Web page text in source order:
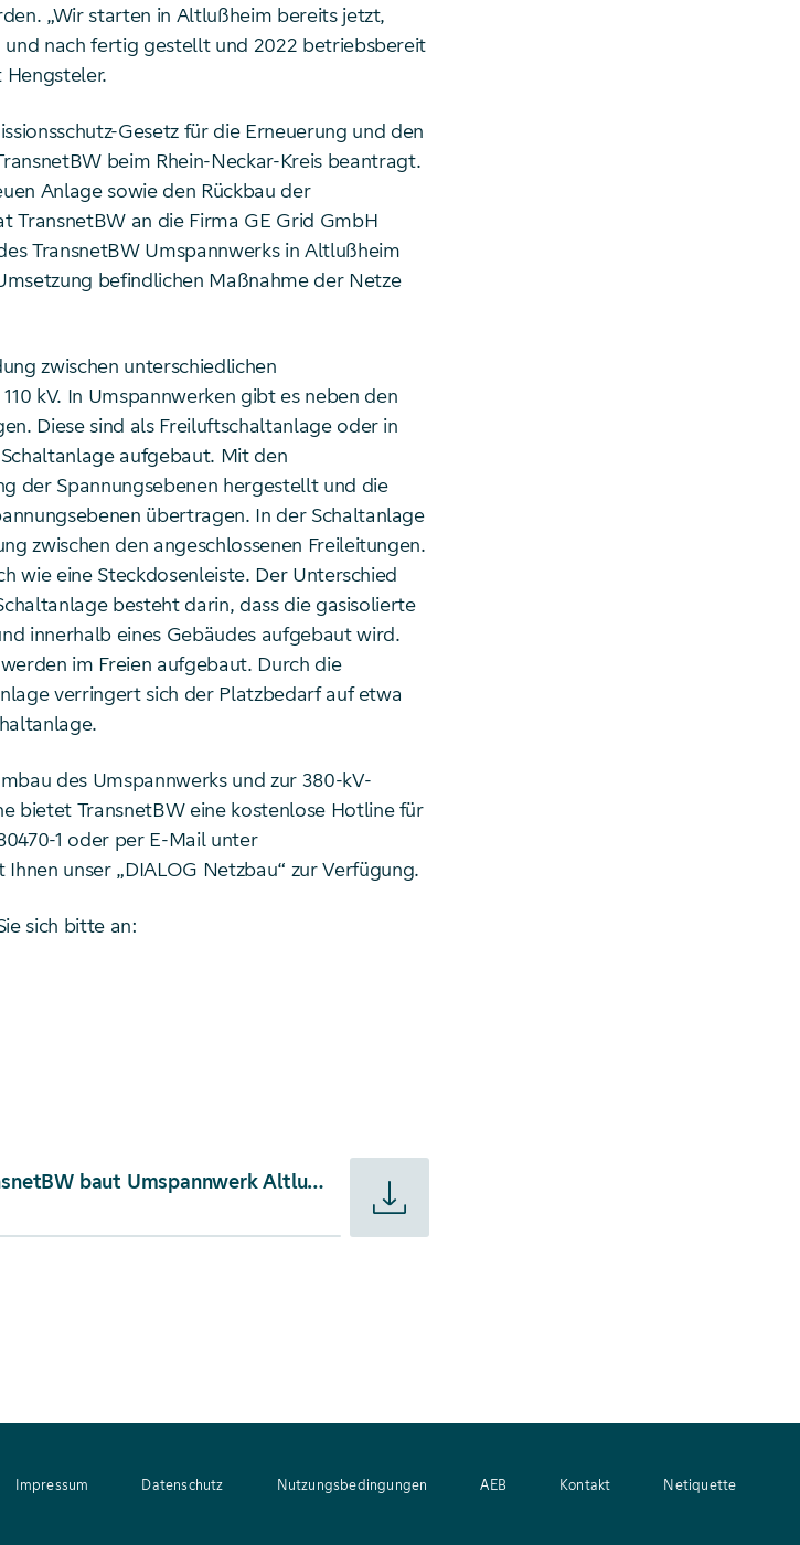
„Wir starten in Altlußheim bereits jetzt,
nach fertig gestellt und 2022 betriebsbereit
Hengsteler.
Gesetz für die Erneuerung und den
beim Rhein-Neckar-Kreis beantragt.
Anlage sowie den Rückbau der
TransnetBW an die Firma GE Grid GmbH
TransnetBW Umspannwerks in Altlußheim
befindlichen Maßnahme der Netze
zwischen unterschiedlichen
kV. In Umspannwerken gibt es neben den
Diese sind als Freiluftschaltanlage oder in
aufgebaut. Mit den
der Spannungsebenen hergestellt und die
übertragen. In der Schaltanlage
zwischen den angeschlossenen Freileitungen.
wie eine Steckdosenleiste. Der Unterschied
besteht darin, dass die gasisolierte
innerhalb eines Gebäudes aufgebaut wird.
im Freien aufgebaut. Durch die
verringert sich der Platzbedarf auf etwa
des Umspannwerks und zur 380-kV-
bietet TransnetBW eine kostenlose Hotline für
1 oder per E-Mail unter
unser „DIALOG Netzbau“ zur Verfügung.
sich bitte an:
- TransnetBW baut Umspannwerk Altlußheim auf 380 kV um
Presseinformation - TransnetBW baut Umspannwerk Altlußheim auf 380 kV um
Impressum Datenschutz Nutzungsbedingungen AEB Kontakt Netiquette